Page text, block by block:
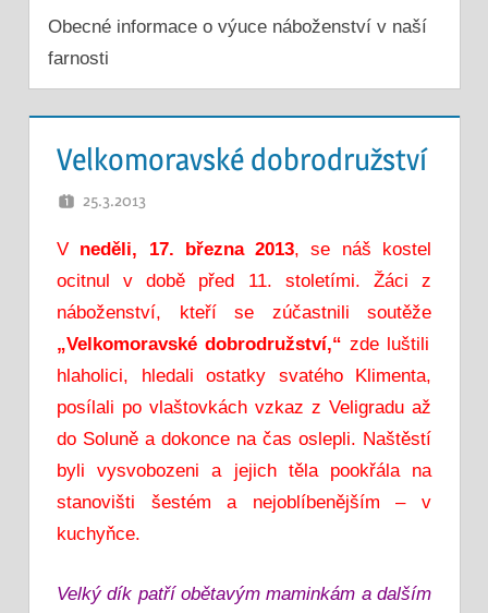
Obecné informace o výuce náboženství v naší
farnosti
Velkomoravské dobrodružství
25.3.2013
V neděli, 17. března 2013, se náš kostel
ocitnul v době před 11. stoletími. Žáci z
náboženství, kteří se zúčastnili soutěže
„Velkomoravské dobrodružství,“ zde luštili
hlaholici, hledali ostatky svatého Klimenta,
posílali po vlaštovkách vzkaz z Veligradu až
do Soluně a dokonce na čas oslepli. Naštěstí
byli vysvobozeni a jejich těla pookřála na
stanovišti šestém a nejoblíbenějším – v
kuchyňce.
Velký dík patří obětavým maminkám a dalším